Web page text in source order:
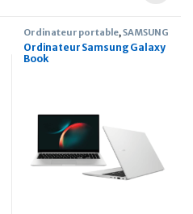
Ordinateur portable,SAMSUNG
Ordinateur Samsung Galaxy
Book